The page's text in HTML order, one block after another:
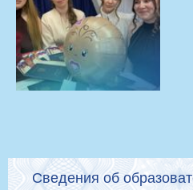
Сведения об